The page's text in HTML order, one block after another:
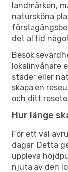
landmärken,
natursköna
det alltid
Besök
lokalinvånare
städer eller
skapa en
och ditt
Hur länge
För ett väl
dagar. Detta
uppleva
njuta av den